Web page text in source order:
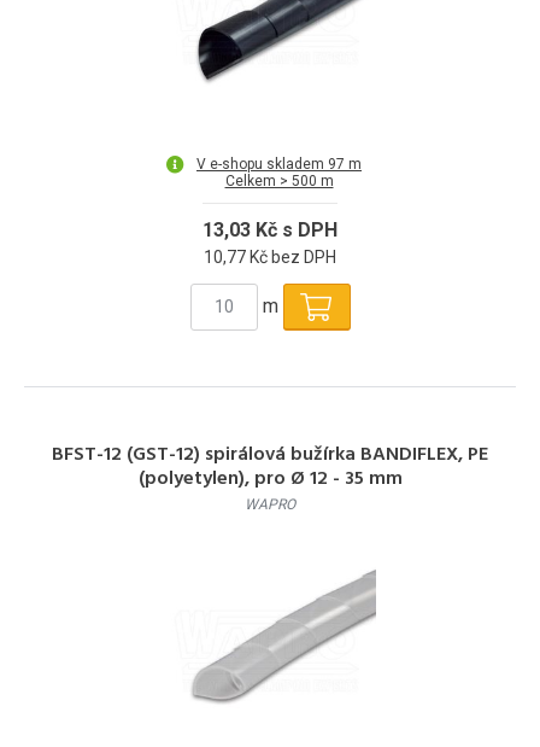
V e-shopu skladem 97 m
Celkem > 500 m
13,03 Kč s DPH
10,77 Kč bez DPH
m
BFST-12 (GST-12) spirálová bužírka BANDIFLEX, PE
(polyetylen), pro Ø 12 - 35 mm
WAPRO